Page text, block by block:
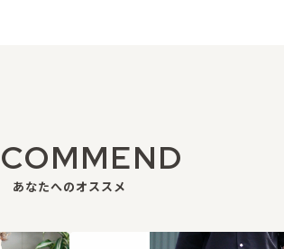
あなたへのオススメ